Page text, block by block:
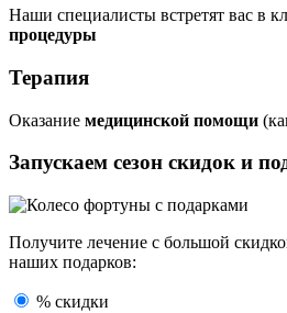
Наши специалисты встретят вас в
процедуры
Терапия
Оказание медицинской помощи
Запускаем сезон скидок и
Получите лечение с большой
наших подарков:
% скидки